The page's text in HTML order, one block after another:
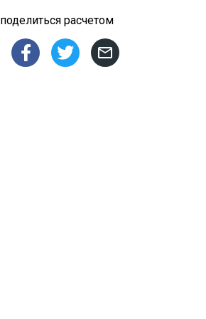
поделиться расчетом
  